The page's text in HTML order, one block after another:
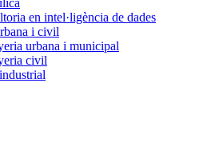
en intel·ligència de dades
i civil
urbana i municipal
civil